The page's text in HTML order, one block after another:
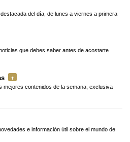
del día, de lunes a viernes a primera
que debes saber antes de acostarte
mejores contenidos de la semana, exclusiva
e información útil sobre el mundo de